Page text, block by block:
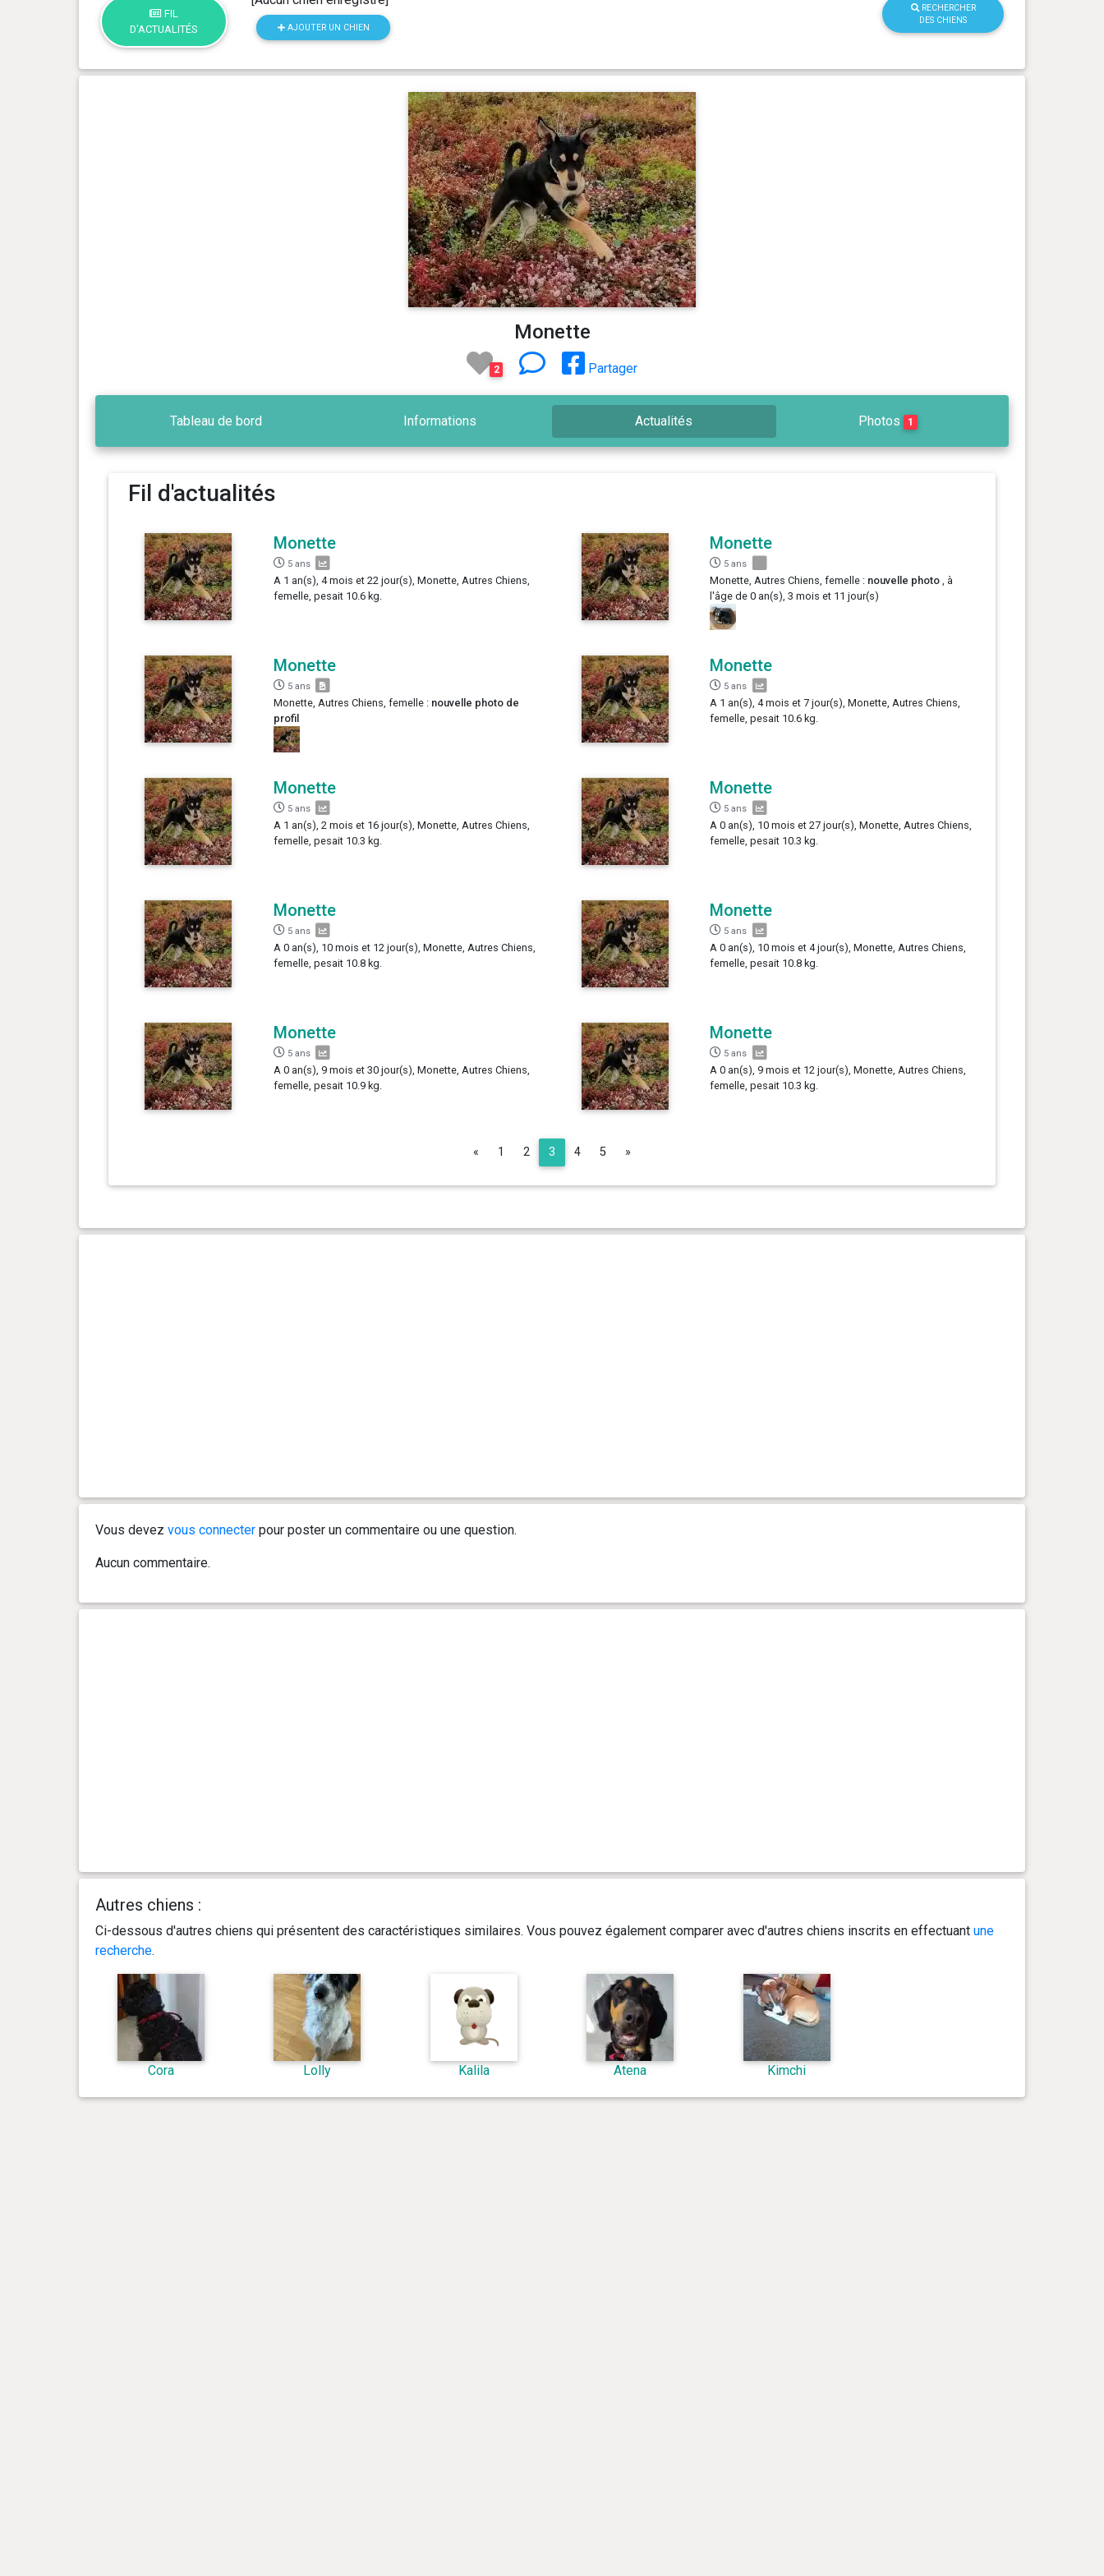
FIL
D'ACTUALITÉS
AJOUTER UN CHIEN
RECHERCHER
DES CHIENS
Monette
2 Partager
Tableau de bord Informations Actualités Photos 1
Fil d'actualités
Monette
5 ans
A 1 an(s), 4 mois et 22 jour(s), Monette, Autres Chiens,
femelle, pesait 10.6 kg.
Monette
5 ans
Monette, Autres Chiens, femelle : nouvelle photo , à
l'âge de 0 an(s), 3 mois et 11 jour(s)
Monette
5 ans
Monette, Autres Chiens, femelle : nouvelle photo de
profil
Monette
5 ans
A 1 an(s), 4 mois et 7 jour(s), Monette, Autres Chiens,
femelle, pesait 10.6 kg.
Monette
5 ans
A 1 an(s), 2 mois et 16 jour(s), Monette, Autres Chiens,
femelle, pesait 10.3 kg.
Monette
5 ans
A 0 an(s), 10 mois et 27 jour(s), Monette, Autres Chiens,
femelle, pesait 10.3 kg.
Monette
5 ans
A 0 an(s), 10 mois et 12 jour(s), Monette, Autres Chiens,
femelle, pesait 10.8 kg.
Monette
5 ans
A 0 an(s), 10 mois et 4 jour(s), Monette, Autres Chiens,
femelle, pesait 10.8 kg.
Monette
5 ans
A 0 an(s), 9 mois et 30 jour(s), Monette, Autres Chiens,
femelle, pesait 10.9 kg.
Monette
5 ans
A 0 an(s), 9 mois et 12 jour(s), Monette, Autres Chiens,
femelle, pesait 10.3 kg.
« Previous
1 2 3 4 5 »
Vous devez vous connecterpour poster un commentaire ou une question.
Aucun commentaire.
Autres chiens :
Ci-dessous d'autres chiens qui présentent des caractéristiques similaires. Vous pouvez également comparer avec d'autres chiens inscrits en effectuant une
recherche.
Cora Lolly Kalila Atena Kimchi